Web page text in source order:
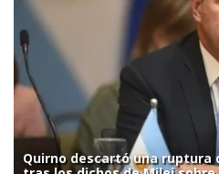
Quirno descartó una ruptura